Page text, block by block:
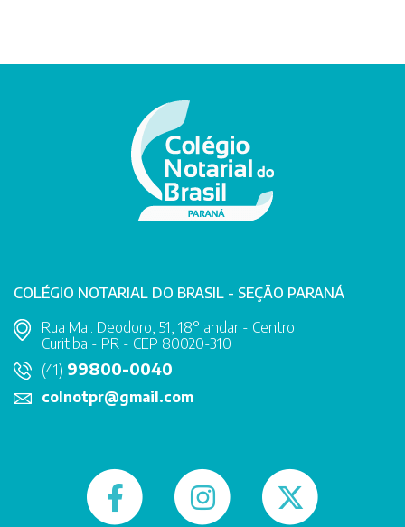
COLÉGIO NOTARIAL DO BRASIL - SEÇÃO PARANÁ
Rua Mal. Deodoro, 51, 18° andar - Centro
Curitiba - PR - CEP 80020-310
(41) 99800-0040
colnotpr@gmail.com